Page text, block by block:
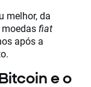
melhor, da
fiat
após a
e o